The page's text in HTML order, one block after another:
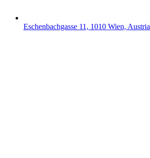
Eschenbachgasse 11, 1010 Wien, Austria